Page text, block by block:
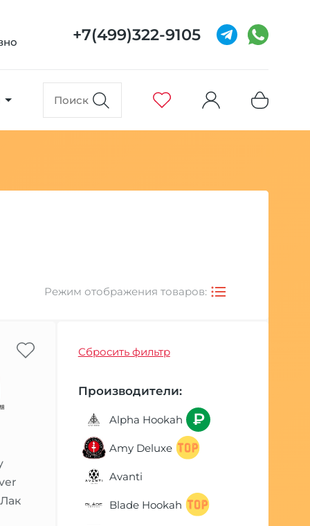
+7(499)322-9105
Режим отображения товаров:
Сбросить фильтр
Производители:
Alpha Hookah
Amy Deluxe
Avanti
Blade Hookah